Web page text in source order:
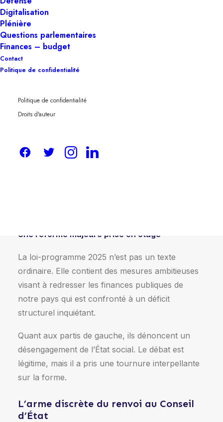
Digitalisation
Plénière
Questions parlementaires
Finances – budget
Contact
Politique de confidentialité
Politique de confidentialité
Droits d'auteur
réformes les plus structurelles de ces
dernières décennies — la loi-programme 2025
utilisée comme levier d’obstruction.
Une réforme majeure prise en otage
La loi-programme 2025 n’est pas un texte
ordinaire. Elle contient des mesures ambitieuses
visant à redresser les finances publiques de
notre pays qui est confronté à un déficit
structurel inquiétant.
Quant aux partis de gauche, ils dénoncent un
désengagement de l’État social. Le débat est
légitime, mais il a pris une tournure interpellante
sur la forme.
L’arme discrète du renvoi au Conseil
d’État